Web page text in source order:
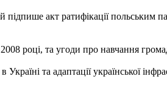
акт ратифікації польським
році, та угоди про навчання
та адаптації української